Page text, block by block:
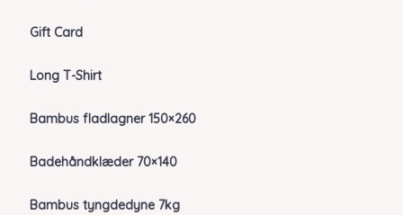
Gift Card
Long T-Shirt
Bambus fladlagner 150×260
Badehåndklæder 70×140
Bambus tyngdedyne 7kg